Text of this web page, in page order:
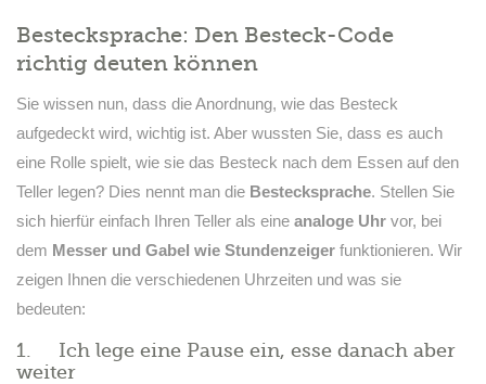
Bestecksprache: Den Besteck-Code
richtig deuten können
Sie wissen nun, dass die Anordnung, wie das Besteck
aufgedeckt wird, wichtig ist. Aber wussten Sie, dass es auch
eine Rolle spielt, wie sie das Besteck nach dem Essen auf den
Teller legen? Dies nennt man die Bestecksprache. Stellen Sie
sich hierfür einfach Ihren Teller als eineanaloge Uhr vor, bei
dem Messer und Gabel wie Stundenzeiger funktionieren. Wir
zeigen Ihnen die verschiedenen Uhrzeiten und was sie
bedeuten:
1. Ich lege eine Pause ein, esse danach aber
weiter